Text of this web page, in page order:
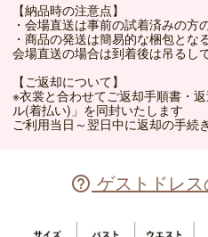
【納品時の注意点】
・会場直送は事前の試着済みの方
・商品の発送は簡易的な梱包とな
会場直送の場合は到着後は吊るし
【ご返却について】
※衣裳と合わせてご返却手順書・
ル(着払い)」を同封いたします
ご利用当日～翌日中に返却の手続
 ゲストドレ